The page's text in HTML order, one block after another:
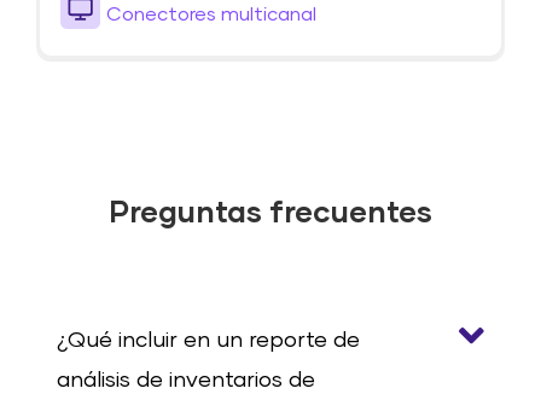
Conectores multicanal
Preguntas frecuentes
¿Qué incluir en un reporte de
análisis de inventarios de